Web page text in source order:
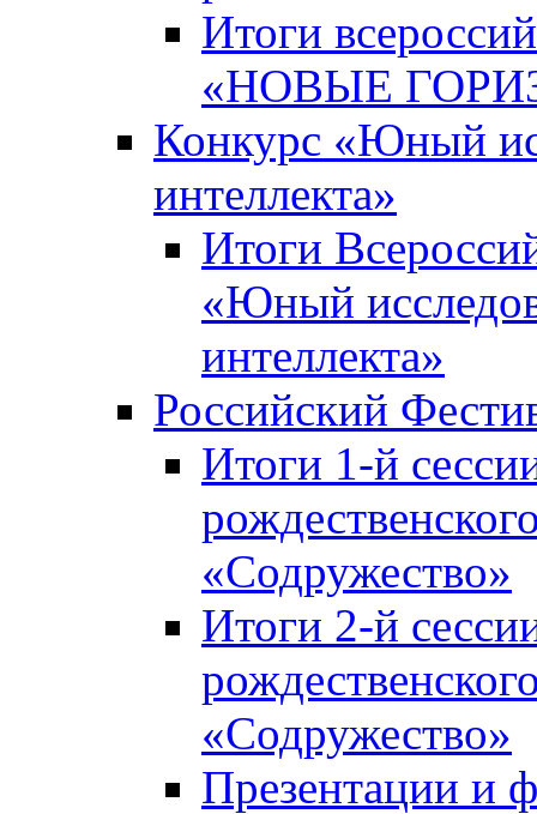
Итоги
«НОВЫЕ
Конкурс «Юный
интеллекта»
Итоги
«Юный
интеллекта»
Российский
Итоги 1-й
«Содружество»
Итоги 2-й
«Содружество»
Презентации и